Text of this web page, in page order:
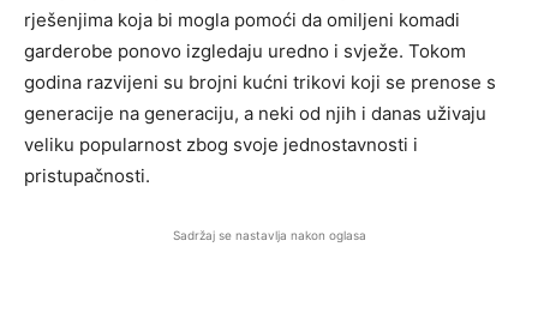
rješenjima koja bi mogla pomoći da omiljeni komadi
garderobe ponovo izgledaju uredno i svježe. Tokom
godina razvijeni su brojni kućni trikovi koji se prenose s
generacije na generaciju, a neki od njih i danas uživaju
veliku popularnost zbog svoje jednostavnosti i
pristupačnosti.
Sadržaj se nastavlja nakon oglasa